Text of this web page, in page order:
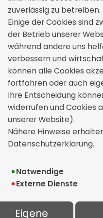
zuverlässig zu betreiben.
Einige der Cookies sind
der Betrieb unserer
während andere uns
verbessern und
können alle Cookies
fortfahren oder auch
Ihre Entscheidung
widerrufen und Cookies
unserer Website).
Nähere Hinweise
Datenschutzerklärung.
Notwendige
Externe Dienste
Eigene
Kontakt
WVM Weller
GmbH & Co. KG
Rathausplatz 6
71566 Althütte
+49 7183 428900
service[at]weller-
Rechtliches
Impressum
Erstinformation
Datenschutz
Bildnachweise